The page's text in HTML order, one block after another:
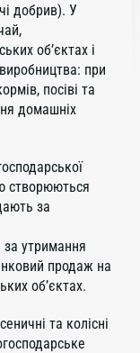
добрив). У
об’єктах і
при
посіві та
домашніх
створюються
за
за утримання
продаж на
об’єктах.
та колісні